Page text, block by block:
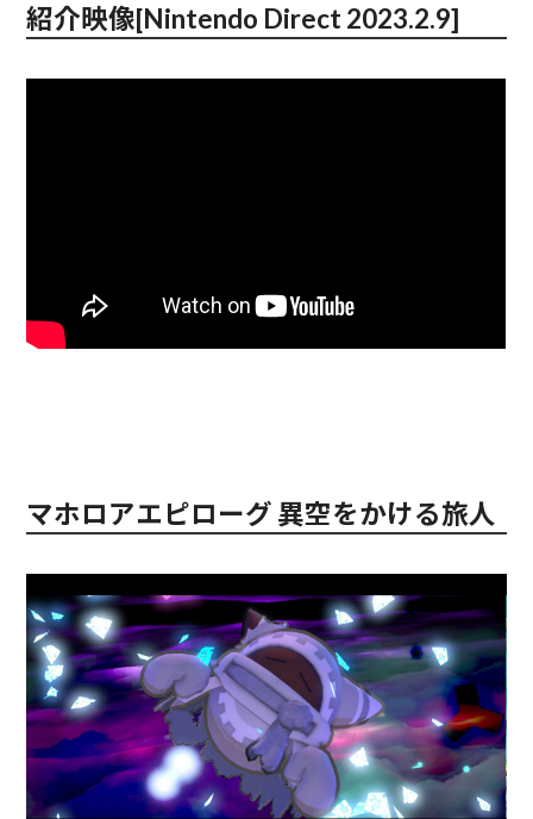
紹介映像[Nintendo Direct 2023.2.9]
マホロアエピローグ 異空をかける旅人